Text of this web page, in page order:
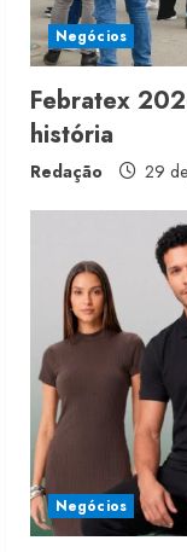
Negócios
Febratex
história
Redação 29
Negócios
3